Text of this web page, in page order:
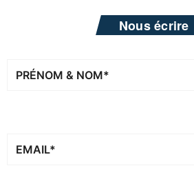
Nous écrire